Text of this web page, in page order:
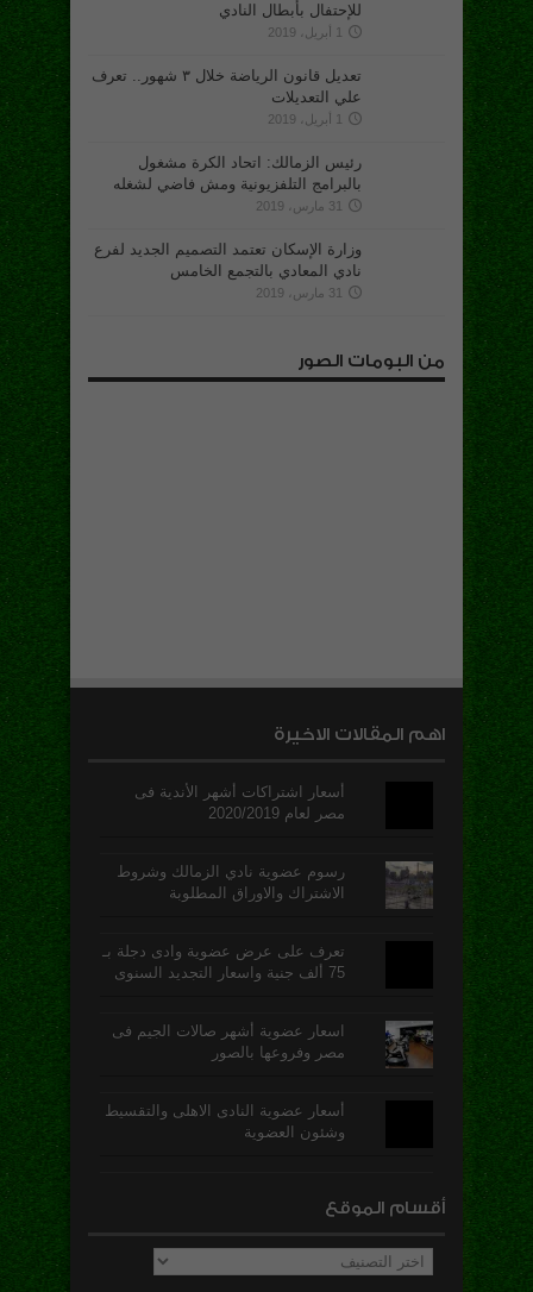
للإحتفال بأبطال النادي
1 أبريل، 2019
تعديل قانون الرياضة خلال ٣ شهور.. تعرف
علي التعديلات
1 أبريل، 2019
رئيس الزمالك: اتحاد الكرة مشغول
بالبرامج التلفزيونية ومش فاضي لشغله
31 مارس، 2019
وزارة الإسكان تعتمد التصميم الجديد لفرع
نادي المعادي بالتجمع الخامس
31 مارس، 2019
من البومات الصور
اهم المقالات الاخيرة
أسعار اشتراكات أشهر الأندية فى
مصر لعام 2020/2019
رسوم عضوية نادي الزمالك وشروط
الاشتراك والاوراق المطلوبة
تعرف على عرض عضوية وادى دجلة بـ
75 ألف جنية واسعار التجديد السنوى
اسعار عضوية أشهر صالات الجيم فى
مصر وفروعها بالصور
أسعار عضوية النادى الاهلى والتقسيط
وشئون العضوية
أقسام الموقع
أقسام
الموقع